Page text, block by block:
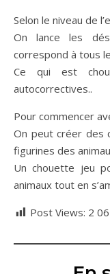
Selon le niveau de
On lance les
correspond à tous
Ce qui est
autocorrectives..
Pour commencer
On peut créer des
figurines des
Un chouette jeu
animaux tout en
Post Views: 2